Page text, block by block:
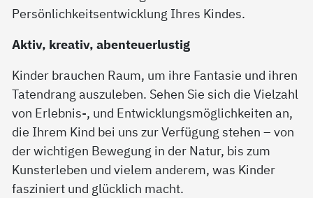
Persönlichkeitsentwicklung Ihres Kindes.
Aktiv, kreativ, abenteuerlustig
Kinder brauchen Raum, um ihre Fantasie und ihren
Tatendrang auszuleben. Sehen Sie sich die Vielzahl
von Erlebnis-, und Entwicklungsmöglichkeiten an,
die Ihrem Kind bei uns zur Verfügung stehen – von
der wichtigen Bewegung in der Natur, bis zum
Kunsterleben und vielem anderem, was Kinder
fasziniert und glücklich macht.